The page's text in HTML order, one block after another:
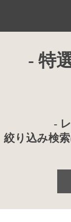
- 特
-
絞り込み検